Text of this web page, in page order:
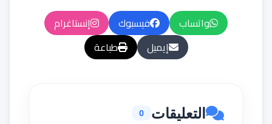
واتساب فيسبوك
إنستاغرام
إيميل
طباعة
التعليقات 0